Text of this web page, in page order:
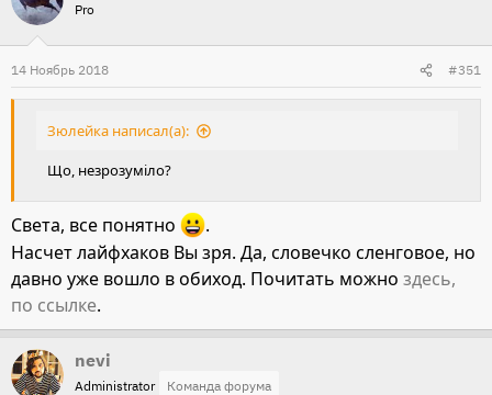
Pro
14 Ноябрь 2018 #351
Зюлейка написал(а):
Що, незрозуміло?
Света, все понятно
.
Насчет лайфхаков Вы зря. Да, словечко сленговое, но
давно уже вошло в обиход. Почитать можно здесь,
по ссылке.
nevi
Administrator Команда форума